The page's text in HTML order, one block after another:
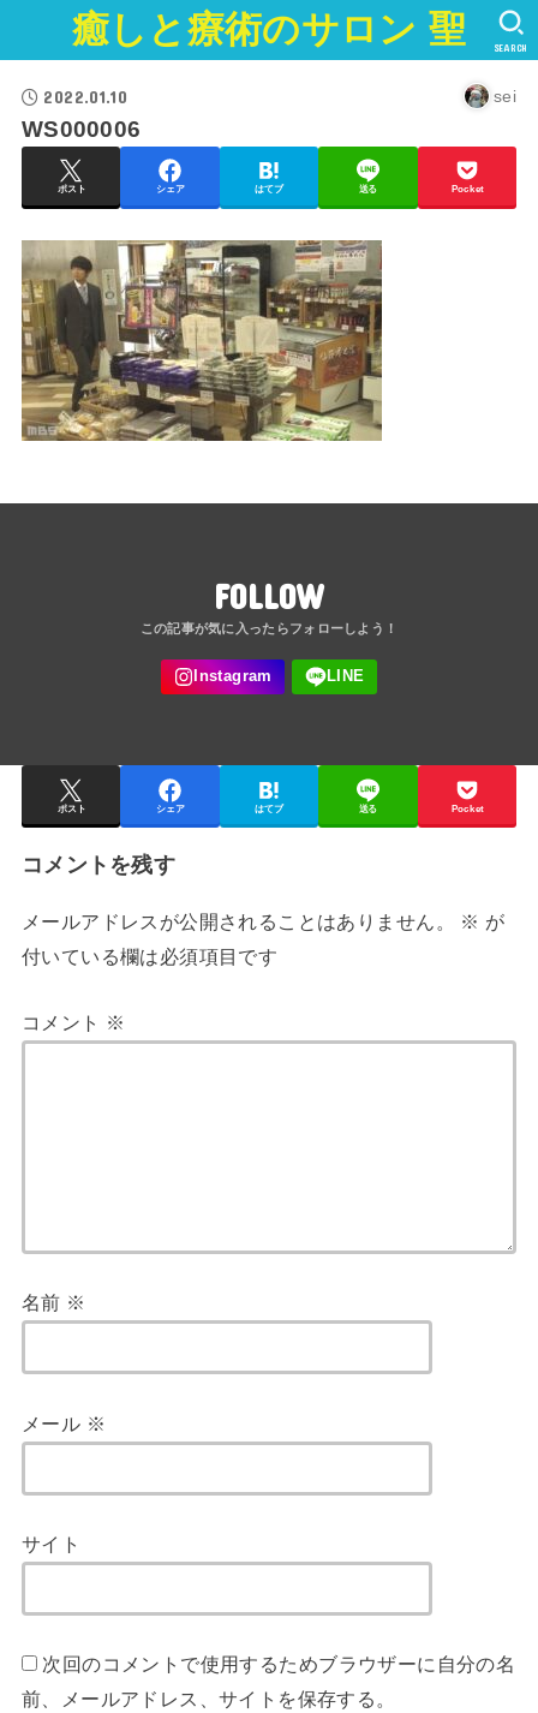
癒しと療術のサロン 聖 SEARCH
2022.01.10 sei
WS000006
ポスト シェア はてブ 送る Pocket
FOLLOW
ポスト シェア はてブ 送る Pocket
コメントを残す
メールアドレスが公開されることはありません。 ※ が
付いている欄は必須項目です
コメント ※
名前 ※
メール ※
サイト
次回のコメントで使用するためブラウザーに自分の名
前、メールアドレス、サイトを保存する。